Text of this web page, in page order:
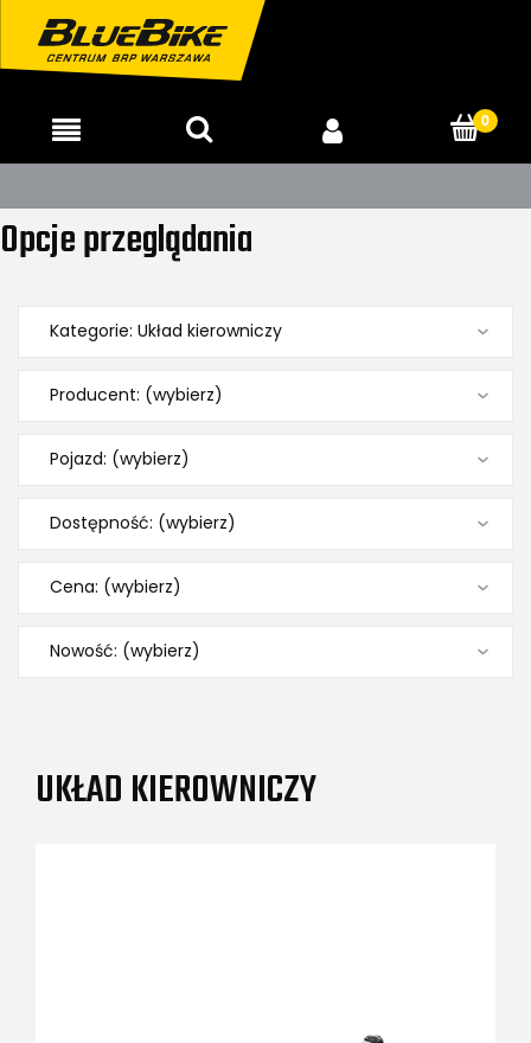
Opcje przeglądania
Kategorie: Układ kierowniczy
Producent: (wybierz)
Pojazd: (wybierz)
Dostępność: (wybierz)
Cena: (wybierz)
Nowość: (wybierz)
UKŁAD KIEROWNICZY